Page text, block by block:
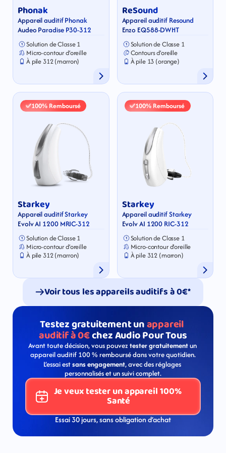
Phonak
Appareil auditif Phonak
Audeo Paradise P30-312
Solution de Classe 1
Micro-contour d’oreille
À pile 312 (marron)
ReSound
Appareil auditif Resound
Enzo EQ588-DWHT
Solution de Classe 1
Contours d’oreille
À pile 13 (orange)
100% Remboursé
Starkey
Appareil auditif Starkey
Evolv AI 1200 MRIC-312
Solution de Classe 1
Micro-contour d’oreille
À pile 312 (marron)
100% Remboursé
Starkey
Appareil auditif Starkey
Evolv AI 1200 RIC-312
Solution de Classe 1
Micro-contour d’oreille
À pile 312 (marron)
Voir tous les appareils auditifs à 0€*
Testez gratuitement un appareil
auditif à 0€ chez Audio Pour Tous
Avant toute décision, vous pouvez tester gratuitement un
appareil auditif 100 % remboursé dans votre quotidien.
L’essai est sans engagement, avec des réglages
personnalisés et un suivi complet.
Je veux tester un appareil 100%
Santé
Essai 30 jours, sans obligation d’achat